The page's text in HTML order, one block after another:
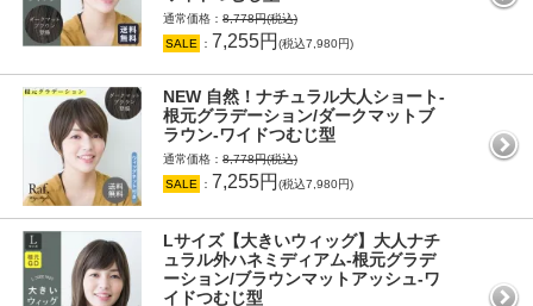
通常価格： 8,778円(税込)
SALE ： 7,255円 (税込7,980円)
NEW 自然！ナチュラル大人ショート-
根元グラデーション/ダークマットブ
ラウン-ワイドつむじ型
通常価格： 8,778円(税込)
SALE ： 7,255円 (税込7,980円)
Lサイズ【大きいウィッグ】大人ナチ
ュラル外ハネミディアム-根元グラデ
ーション/ブラウンマットアッシュ-ワ
イドつむじ型